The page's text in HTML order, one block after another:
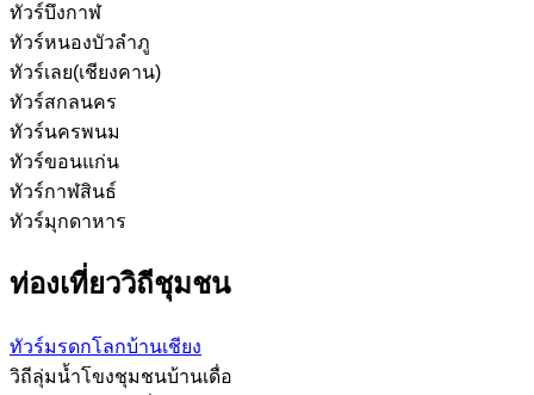
ทัวร์บึงกาฬ
ทัวร์หนองบัวลำภู
ทัวร์เลย(เชียงคาน)
ทัวร์สกลนคร
ทัวร์นครพนม
ทัวร์ขอนแก่น
ทัวร์กาฬสินธ์
ทัวร์มุกดาหาร
ท่องเที่ยววิถีชุมชน
ทัวร์มรดกโลกบ้านเชียง
วิถีลุ่มน้ำโขงชุมชนบ้านเดื่อ